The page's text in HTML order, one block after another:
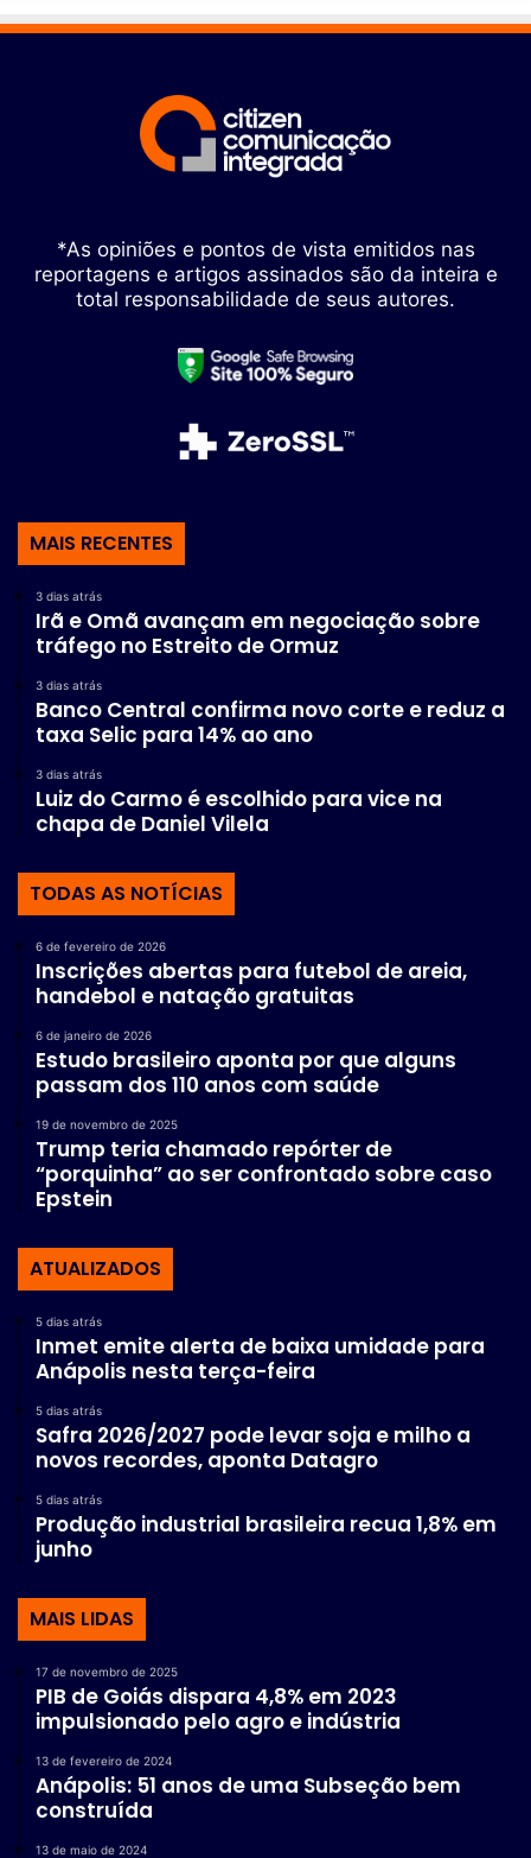
*As opiniões e pontos de vista emitidos nas
reportagens e artigos assinados são da inteira e
total responsabilidade de seus autores.
MAIS RECENTES
3 dias atrás
Irã e Omã avançam em negociação sobre
tráfego no Estreito de Ormuz
3 dias atrás
Banco Central confirma novo corte e reduz a
taxa Selic para 14% ao ano
3 dias atrás
Luiz do Carmo é escolhido para vice na
chapa de Daniel Vilela
TODAS AS NOTÍCIAS
6 de fevereiro de 2026
Inscrições abertas para futebol de areia,
handebol e natação gratuitas
6 de janeiro de 2026
Estudo brasileiro aponta por que alguns
passam dos 110 anos com saúde
19 de novembro de 2025
Trump teria chamado repórter de
“porquinha” ao ser confrontado sobre caso
Epstein
ATUALIZADOS
5 dias atrás
Inmet emite alerta de baixa umidade para
Anápolis nesta terça-feira
5 dias atrás
Safra 2026/2027 pode levar soja e milho a
novos recordes, aponta Datagro
5 dias atrás
Produção industrial brasileira recua 1,8% em
junho
MAIS LIDAS
17 de novembro de 2025
PIB de Goiás dispara 4,8% em 2023
impulsionado pelo agro e indústria
13 de fevereiro de 2024
Anápolis: 51 anos de uma Subseção bem
construída
13 de maio de 2024